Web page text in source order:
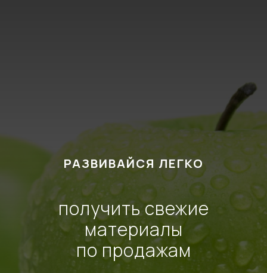
РАЗВИВАЙСЯ ЛЕГКО
получить свежие
материалы
по продажам